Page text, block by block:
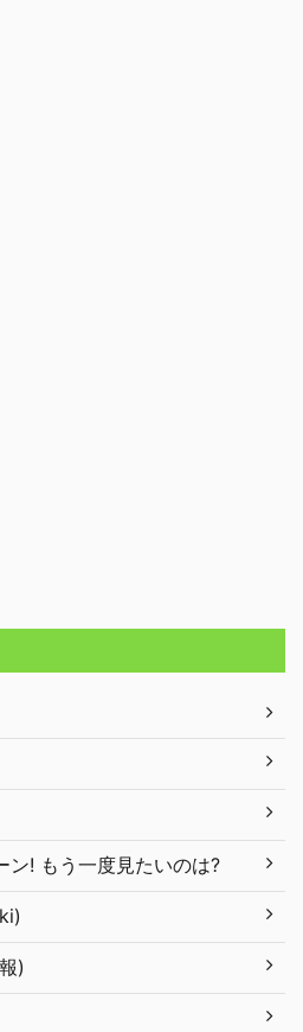
ン! もう一度見たいのは?
)